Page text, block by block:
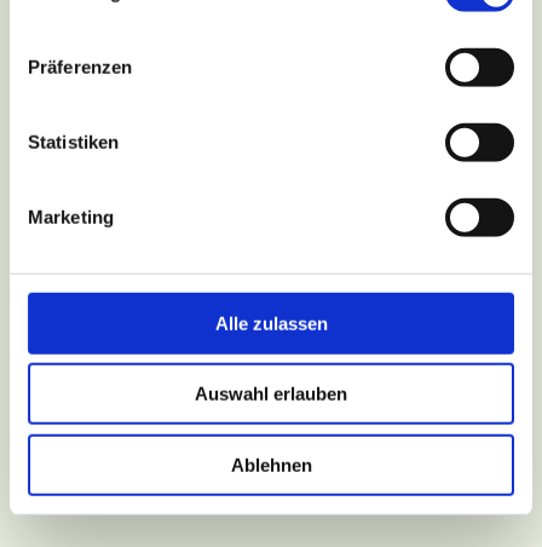
Präferenzen
Statistiken
Marketing
Alle zulassen
Auswahl erlauben
Ablehnen